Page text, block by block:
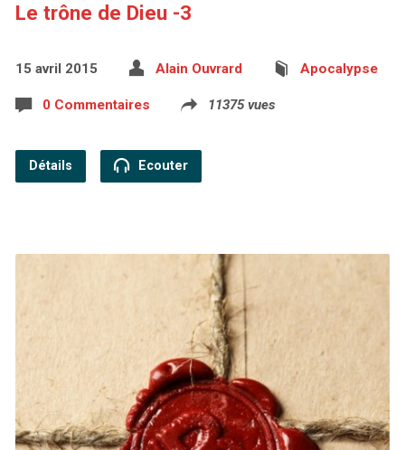
Le trône de Dieu -3
15 avril 2015 Alain Ouvrard Apocalypse
0 Commentaires 11375 vues
Détails Ecouter